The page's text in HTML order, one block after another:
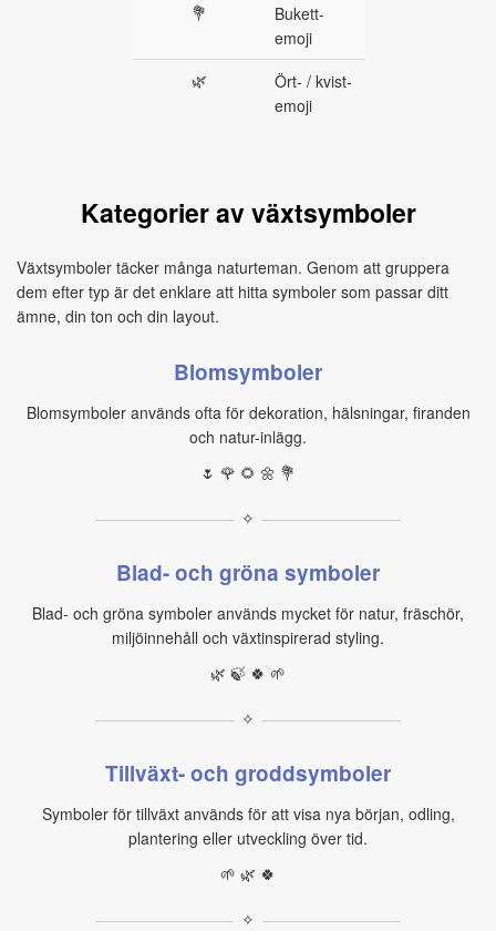
💐
Bukett-
emoji
🌿
Ört- / kvist-
emoji
Kategorier av växtsymboler
Växtsymboler täcker många naturteman. Genom att gruppera
dem efter typ är det enklare att hitta symboler som passar ditt
ämne, din ton och din layout.
Blomsymboler
Blomsymboler används ofta för dekoration, hälsningar, firanden
och natur-inlägg.
🌷 🌹 🌻 🌼 💐
✧
Blad- och gröna symboler
Blad- och gröna symboler används mycket för natur, fräschör,
miljöinnehåll och växtinspirerad styling.
🌿 🍃 🍀 🌱
✧
Tillväxt- och groddsymboler
Symboler för tillväxt används för att visa nya början, odling,
plantering eller utveckling över tid.
🌱 🌿 🍀
✧